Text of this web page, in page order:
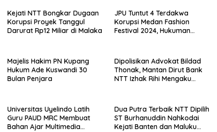
Kejati NTT Bongkar Dugaan
Korupsi Proyek Tanggul
Darurat Rp12 Miliar di Malaka
JPU Tuntut 4 Terdakwa
Korupsi Medan Fashion
Festival 2024, Hukuman
Majelis Hakim PN Kupang
Hukum Ade Kuswandi 30
Bulan Penjara
Dipolisikan Advokat Bildad
Thonak, Mantan Dirut Bank
NTT Izhak Rihi Mengaku
Universitas Uyelindo Latih
Guru PAUD MRC Membuat
Bahan Ajar Multimedia
Dua Putra Terbaik NTT Dipilih
ST Burhanuddin Nahkodai
Kejati Banten dan Maluku